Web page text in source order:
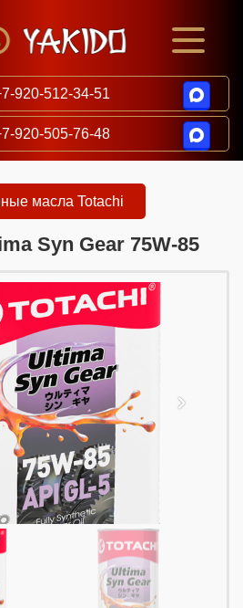
920-512-34-51
920-505-76-48
масла Totachi
Syn Gear 75W-85